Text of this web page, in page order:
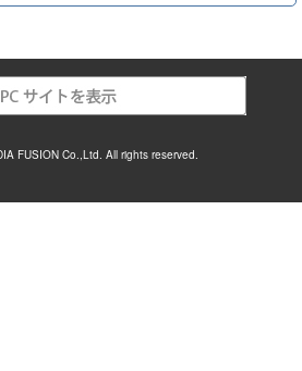
FUSION Co.,Ltd. All rights reserved.